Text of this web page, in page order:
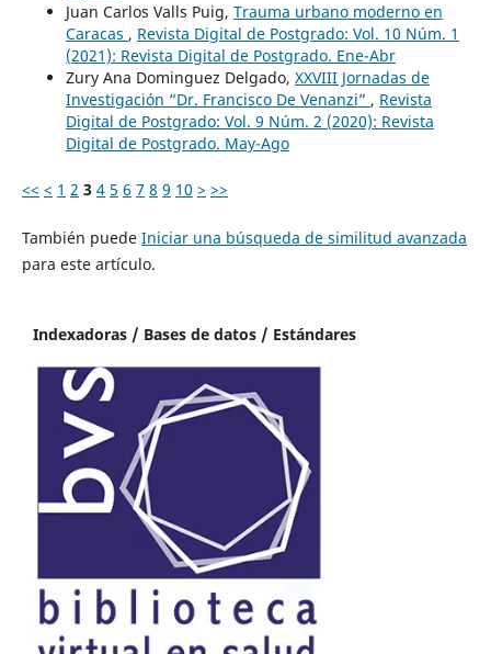
Juan Carlos Valls Puig, Trauma urbano moderno en
Caracas , Revista Digital de Postgrado: Vol. 10 Núm. 1
(2021): Revista Digital de Postgrado. Ene-Abr
Zury Ana Dominguez Delgado, XXVIII Jornadas de
Investigación “Dr. Francisco De Venanzi” , Revista
Digital de Postgrado: Vol. 9 Núm. 2 (2020): Revista
Digital de Postgrado. May-Ago
<< < 1 2 3 4 5 6 7 8 9 10 > >>
También puede Iniciar una búsqueda de similitud avanzada
para este artículo.
Indexadoras / Bases de datos / Estándares